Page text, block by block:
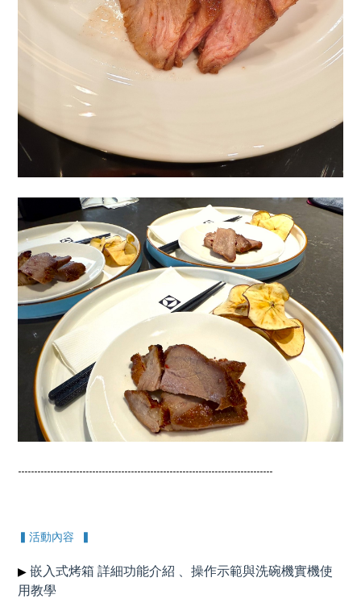
-------------------------------------------------------------------------------
▍活動內容 ▍
▶嵌入式烤箱 詳細功能介紹 、操作示範與洗碗機實機使
用教學